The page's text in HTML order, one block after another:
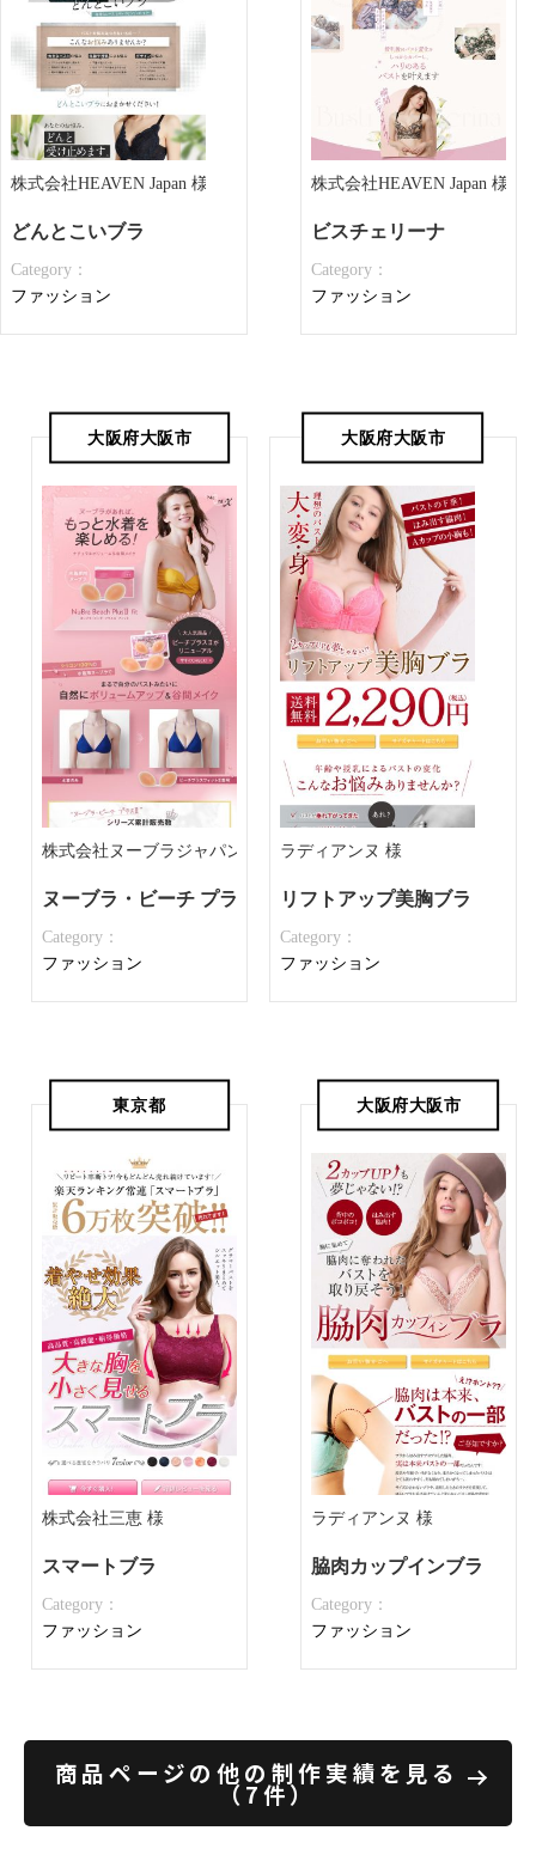
株式会社HEAVEN Japan 様
どんとこいブラ
Category：
ファッション
株式会社HEAVEN Japan 様
ビスチェリーナ
Category：
ファッション
大阪府大阪市
株式会社ヌーブラジャパン 様
ヌーブラ・ビーチ プラスⅡ フィット
Category：
ファッション
大阪府大阪市
ラディアンヌ 様
リフトアップ美胸ブラ
Category：
ファッション
東京都
株式会社三恵 様
スマートブラ
Category：
ファッション
大阪府大阪市
ラディアンヌ 様
脇肉カップインブラ
Category：
ファッション
商品ページの他の制作実績を見る
（7件）